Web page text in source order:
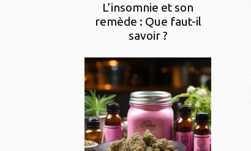
L’insomnie et son
remède : Que faut-il
savoir ?